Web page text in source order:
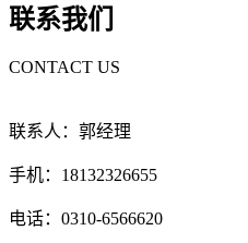
联系我们
CONTACT US
联系人：郭经理
手机：18132326655
电话：0310-6566620